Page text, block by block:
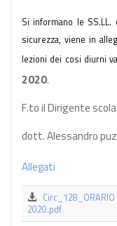
Si informano le
sicurezza, viene in
lezioni dei cosi diurni
2020.
F.to il Dirigente
dott. Alessandro
Allegati
2020.pdf